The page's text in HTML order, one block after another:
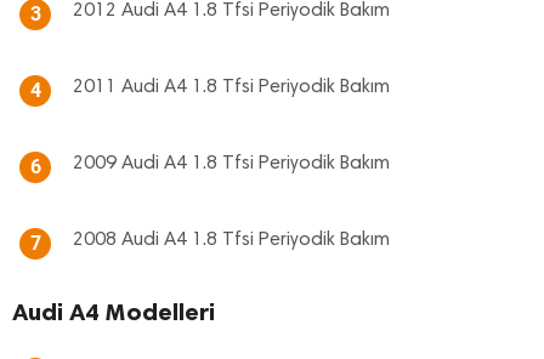
3 2012 Audi A4 1.8 Tfsi Periyodik Bakım
4 2011 Audi A4 1.8 Tfsi Periyodik Bakım
6 2009 Audi A4 1.8 Tfsi Periyodik Bakım
7 2008 Audi A4 1.8 Tfsi Periyodik Bakım
Audi A4 Modelleri